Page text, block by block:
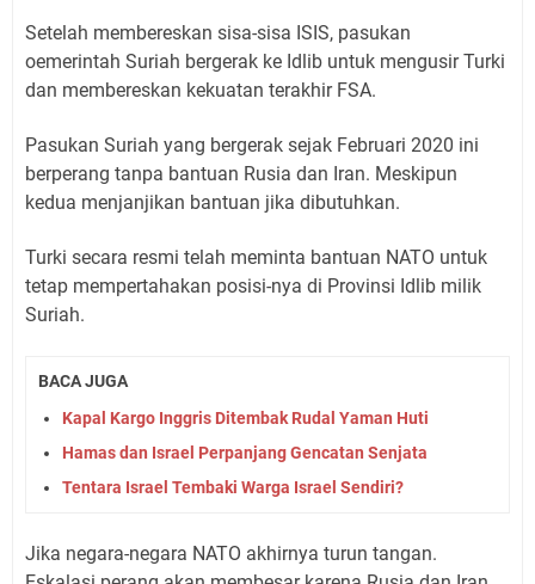
Setelah membereskan sisa-sisa ISIS, pasukan
oemerintah Suriah bergerak ke Idlib untuk mengusir Turki
dan membereskan kekuatan terakhir FSA.
Pasukan Suriah yang bergerak sejak Februari 2020 ini
berperang tanpa bantuan Rusia dan Iran. Meskipun
kedua menjanjikan bantuan jika dibutuhkan.
Turki secara resmi telah meminta bantuan NATO untuk
tetap mempertahakan posisi-nya di Provinsi Idlib milik
Suriah.
BACA JUGA
Kapal Kargo Inggris Ditembak Rudal Yaman Huti
Hamas dan Israel Perpanjang Gencatan Senjata
Tentara Israel Tembaki Warga Israel Sendiri?
Jika negara-negara NATO akhirnya turun tangan.